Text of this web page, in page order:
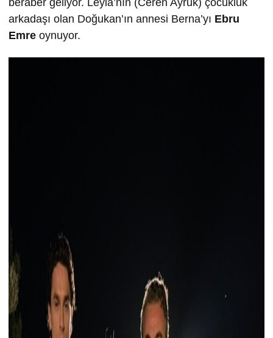
beraber geliyor. Leyla’nın (Ceren Ayruk) çocukluk
arkadaşı olan Doğukan’ın annesi Berna’yı Ebru
Emre oynuyor.